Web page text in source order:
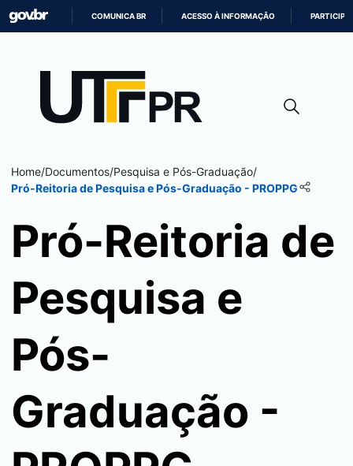
CONTEÚDO
COMUNICA BR ACESSO À INFORMAÇÃO PARTICIPE
Home/Documentos/Pesquisa e Pós-Graduação/
Pró-Reitoria de Pesquisa e Pós-Graduação - PROPPG
Pró-Reitoria de
Pesquisa e
Pós-
Graduação -